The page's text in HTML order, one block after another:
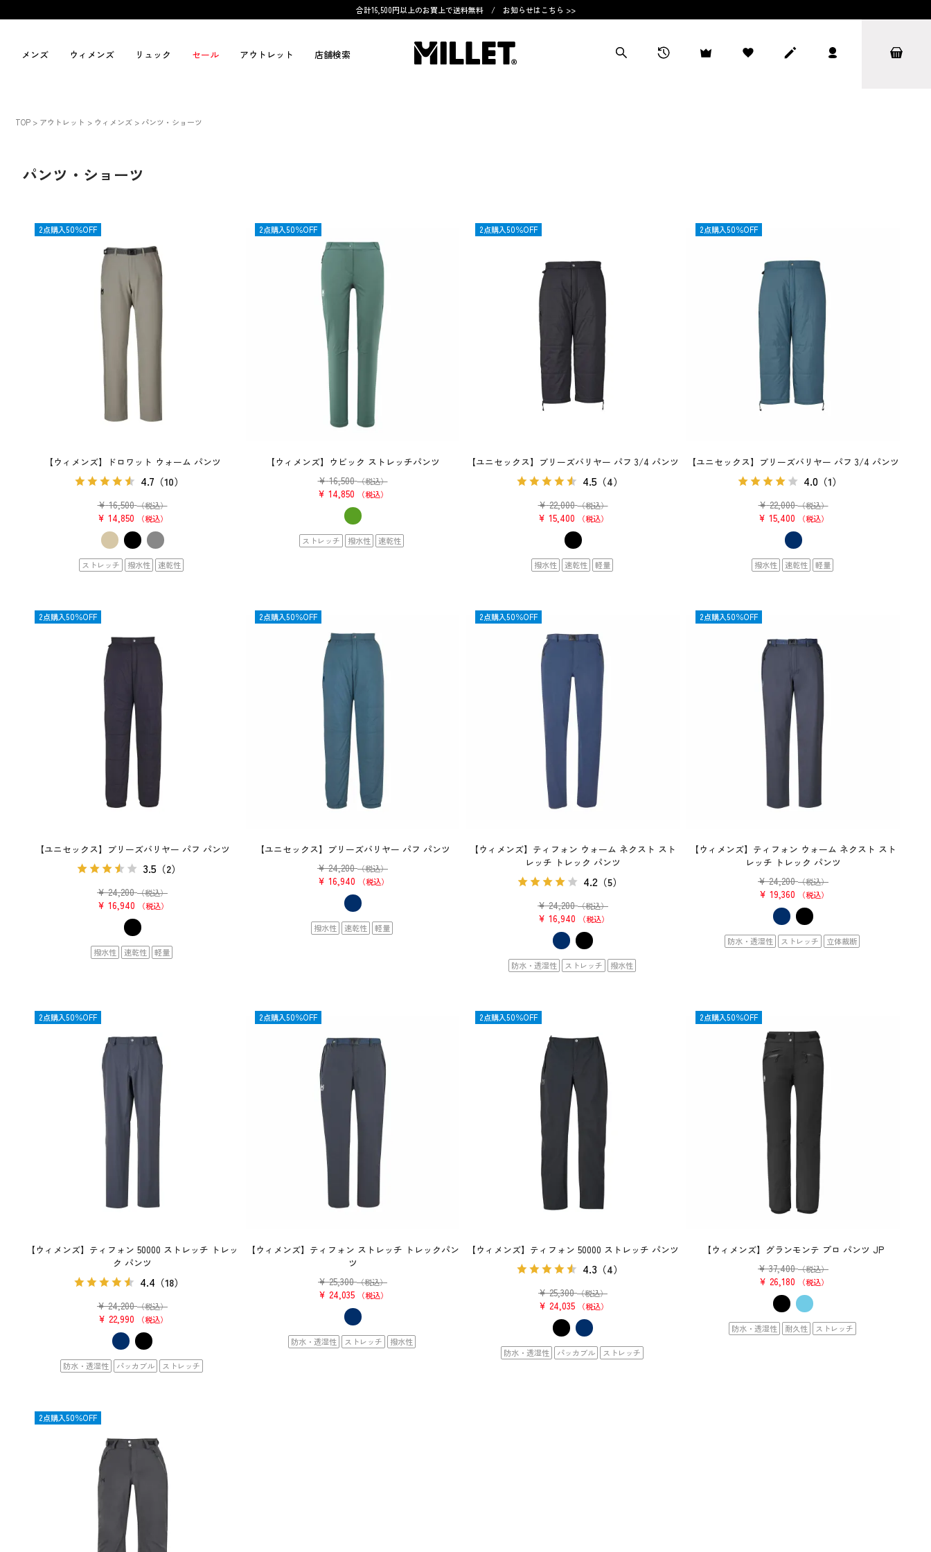
合計16,500円以上のお買上で送料無料 / お知らせはこちら >>
メンズ ウィメンズ リュック セール アウトレット 店舗検索
TOP アウトレット ウィメンズ パンツ・ショーツ
パンツ・ショーツ
【ウィメンズ】ドロワット ウォーム パンツ
4.7 （10）
¥ 16,500 （税込）
¥ 14,850 税込
OUTLET
ストレッチ 撥水性 速乾性
2点購入50％OFF
【ウィメンズ】ウビック ストレッチパンツ
¥ 16,500 （税込）
¥ 14,850 税込
OUTLET
ストレッチ 撥水性 速乾性
2点購入50％OFF
【ユニセックス】ブリーズバリヤー パフ 3/4 パンツ
4.5（4）
¥ 22,000 （税込）
¥ 15,400 税込
OUTLET
撥水性 速乾性 軽量
2点購入50％OFF
【ユニセックス】ブリーズバリヤー パフ 3/4 パンツ
4.0 （1）
¥ 22,000 （税込）
¥ 15,400 税込
OUTLET
撥水性 速乾性 軽量
2点購入50％OFF
【ユニセックス】ブリーズバリヤー パフ パンツ
3.5 （2）
¥ 24,200 （税込）
¥ 16,940 税込
OUTLET
撥水性 速乾性 軽量
2点購入50％OFF
【ユニセックス】ブリーズバリヤー パフ パンツ
¥ 24,200 （税込）
¥ 16,940 税込
OUTLET
撥水性 速乾性 軽量
2点購入50％OFF
【ウィメンズ】ティフォン ウォーム ネクスト スト
レッチ トレック パンツ
4.2（5）
¥ 24,200 （税込）
¥ 16,940 税込
OUTLET
防水・透湿性 ストレッチ 撥水性
2点購入50％OFF
【ウィメンズ】ティフォン ウォーム ネクスト スト
レッチ トレック パンツ
¥ 24,200 （税込）
¥ 19,360 税込
OUTLET
防水・透湿性 ストレッチ 立体裁断
2点購入50％OFF
【ウィメンズ】ティフォン 50000 ストレッチ トレッ
ク パンツ
4.4 （18）
¥ 24,200 （税込）
¥ 22,990 税込
OUTLET
防水・透湿性 パッカブル ストレッチ
2点購入50％OFF
【ウィメンズ】ティフォン ストレッチ トレックパン
ツ
¥ 25,300 （税込）
¥ 24,035 税込
OUTLET
防水・透湿性 ストレッチ 撥水性
2点購入50％OFF
【ウィメンズ】ティフォン 50000 ストレッチ パンツ
4.3 （4）
¥ 25,300 （税込）
¥ 24,035 税込
OUTLET
防水・透湿性 パッカブル ストレッチ
2点購入50％OFF
【ウィメンズ】グランモンテ プロ パンツ JP
¥ 37,400 （税込）
¥ 26,180 税込
OUTLET
防水・透湿性 耐久性 ストレッチ
2点購入50％OFF
OUTLET
2点購入50％OFF